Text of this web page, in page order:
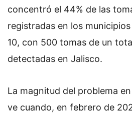
concentró el 44% de las
registradas en los
10, con 500 tomas de un
detectadas en Jalisco.
La magnitud del problema
ve cuando, en febrero de